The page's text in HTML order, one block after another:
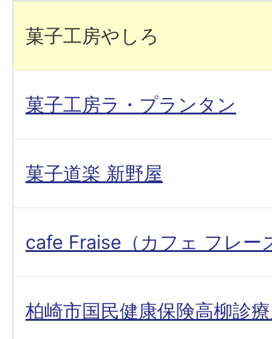
菓子工房やしろ
菓子工房ラ・プランタン
菓子道楽 新野屋
cafe Fraise（カフェ フレー
柏崎市国民健康保険高柳診